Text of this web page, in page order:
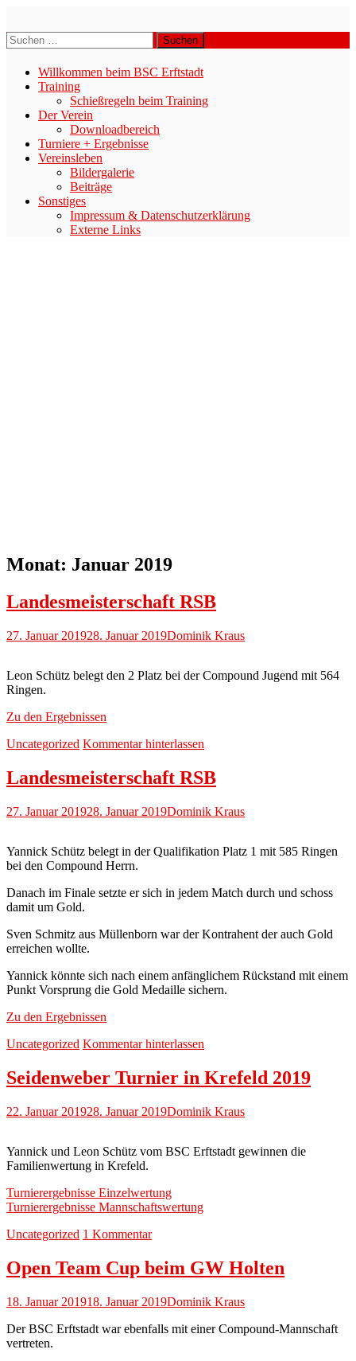
springen
BSC-ERFTSTADT E.V.
Suchen
nach:
Willkommen beim BSC Erftstadt
Training
Schießregeln beim Training
Der Verein
Downloadbereich
Turniere + Ergebnisse
Vereinsleben
Bildergalerie
Beiträge
Sonstiges
Impressum & Datenschutzerklärung
Externe Links
Monat: Januar 2019
Landesmeisterschaft RSB
27. Januar 201928. Januar 2019Dominik Kraus
Leon Schütz belegt den 2 Platz bei der Compound Jugend mit 564
Ringen.
Zu den Ergebnissen
Uncategorized Kommentar hinterlassen
Landesmeisterschaft RSB
27. Januar 201928. Januar 2019Dominik Kraus
Yannick Schütz belegt in der Qualifikation Platz 1 mit 585 Ringen
bei den Compound Herrn.
Danach im Finale setzte er sich in jedem Match durch und schoss
damit um Gold.
Sven Schmitz aus Müllenborn war der Kontrahent der auch Gold
erreichen wollte.
Yannick könnte sich nach einem anfänglichem Rückstand mit einem
Punkt Vorsprung die Gold Medaille sichern.
Zu den Ergebnissen
Uncategorized Kommentar hinterlassen
Seidenweber Turnier in Krefeld 2019
22. Januar 201928. Januar 2019Dominik Kraus
Yannick und Leon Schütz vom BSC Erftstadt gewinnen die
Familienwertung in Krefeld.
Turnierergebnisse Einzelwertung
Turnierergebnisse Mannschaftswertung
Uncategorized 1 Kommentar
Open Team Cup beim GW Holten
18. Januar 201918. Januar 2019Dominik Kraus
Der BSC Erftstadt war ebenfalls mit einer Compound-Mannschaft
vertreten.